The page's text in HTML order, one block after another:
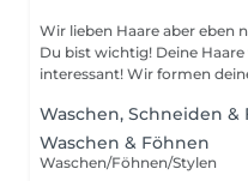
Wir lieben Haare aber eben
Du bist wichtig! Deine
interessant! Wir formen
Waschen, Schneiden &
Waschen & Föhnen
Waschen/Föhnen/Stylen